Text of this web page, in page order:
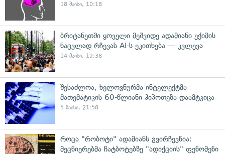
18 მაისი, 10:18
ბრიტანეთში ყოველი მეშვიდე ადამიანი ექიმის
ნაცვლად რჩევას AI-ს ეკითხება — კვლევა
14 მაისი, 12:38
შესაძლოა, ხელოვნურმა ინტელექტმა
მათემატიკის 60-წლიანი ჰიპოთეზა დაამტკიცა
5 მაისი, 21:58
როცა "რობოტი" ადამიანს გვირჩევნია:
მეცნიერებმა ჩატბოტებზე "ადიქციის" ფენომენი